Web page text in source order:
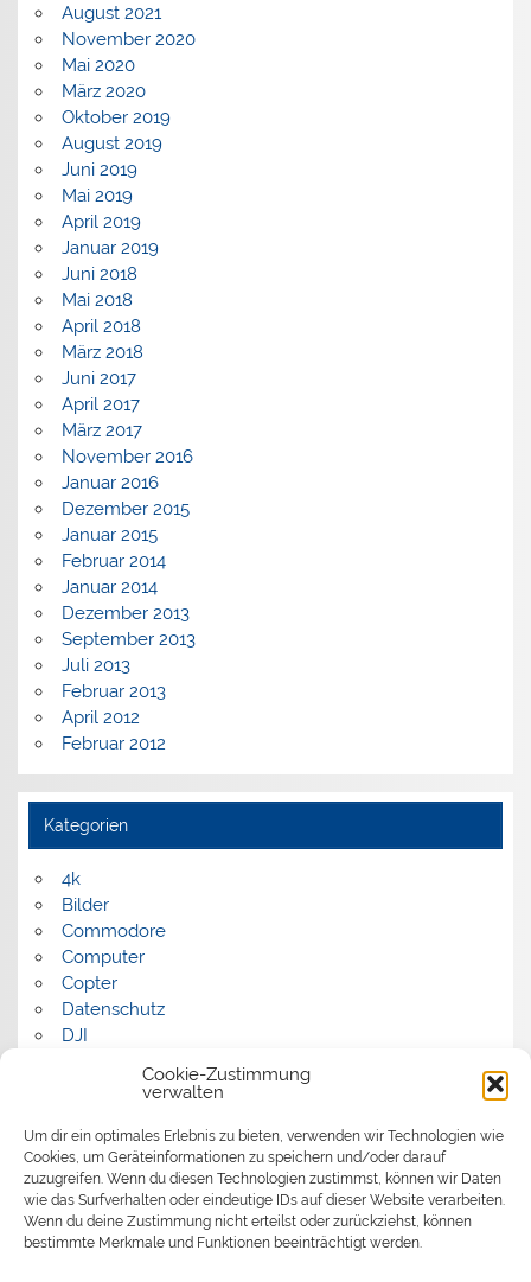
Cookie-Zustimmung
verwalten
Um dir ein optimales Erlebnis zu bieten, verwenden wir Technologien wie
Cookies, um Geräteinformationen zu speichern und/oder darauf
zuzugreifen. Wenn du diesen Technologien zustimmst, können wir Daten
wie das Surfverhalten oder eindeutige IDs auf dieser Website verarbeiten.
Wenn du deine Zustimmung nicht erteilst oder zurückziehst, können
bestimmte Merkmale und Funktionen beeinträchtigt werden.
August 2021
November 2020
Mai 2020
März 2020
Oktober 2019
August 2019
Juni 2019
Mai 2019
April 2019
Januar 2019
Juni 2018
Mai 2018
April 2018
März 2018
Juni 2017
April 2017
März 2017
November 2016
Januar 2016
Dezember 2015
Januar 2015
Februar 2014
Januar 2014
Dezember 2013
September 2013
Juli 2013
Februar 2013
April 2012
Februar 2012
Kategorien
4k
Bilder
Commodore
Computer
Copter
Datenschutz
DJI
Panorama
Politik
Retrocomputer
Uncategorized
Video